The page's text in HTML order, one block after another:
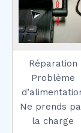
Réparation
Problème
Ne prends
la charge